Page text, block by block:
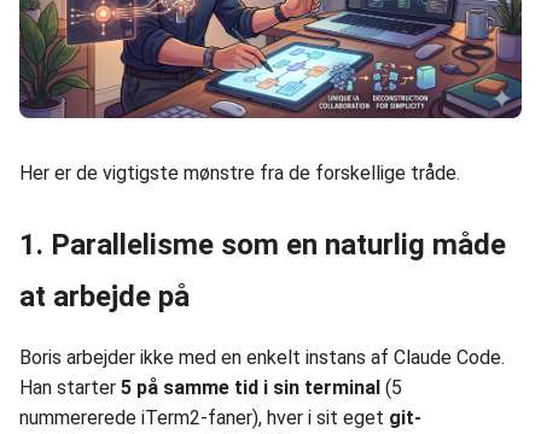
Her er de vigtigste mønstre fra de forskellige tråde.
1. Parallelisme som en naturlig måde
at arbejde på
Boris arbejder ikke med en enkelt instans af Claude Code.
Han starter 5 på samme tid i sin terminal (5
nummererede iTerm2-faner), hver i sit eget git-